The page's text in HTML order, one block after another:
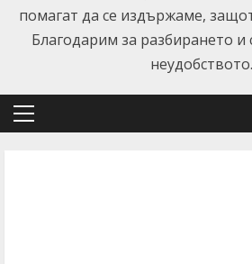
помагат да се издържаме,
Благодарим за разбирането и
неудобството.
Primary